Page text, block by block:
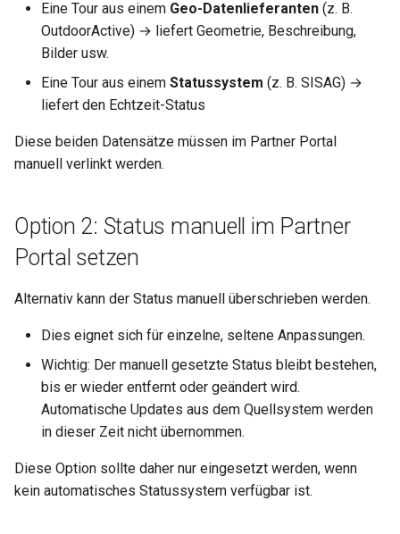
Eine Tour aus einem Geo-Datenlieferanten (z. B.
OutdoorActive) → liefert Geometrie, Beschreibung,
Bilder usw.
Eine Tour aus einem Statussystem (z. B. SISAG) →
liefert den Echtzeit-Status
Diese beiden Datensätze müssen im Partner Portal
manuell verlinkt werden.
Option 2: Status manuell im Partner
Portal setzen
Alternativ kann der Status manuell überschrieben werden.
Dies eignet sich für einzelne, seltene Anpassungen.
Wichtig: Der manuell gesetzte Status bleibt bestehen,
bis er wieder entfernt oder geändert wird.
Automatische Updates aus dem Quellsystem werden
in dieser Zeit nicht übernommen.
Diese Option sollte daher nur eingesetzt werden, wenn
kein automatisches Statussystem verfügbar ist.